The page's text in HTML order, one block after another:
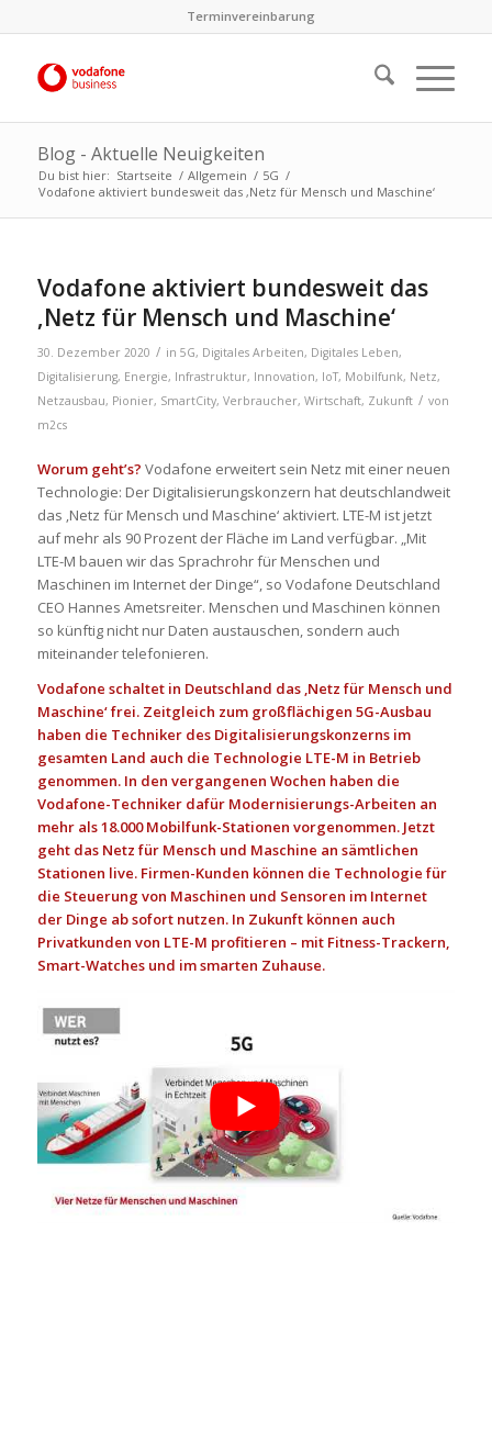
Terminvereinbarung
Blog - Aktuelle Neuigkeiten
Du bist hier: Startseite / Allgemein / 5G /
Vodafone aktiviert bundesweit das ‚Netz für Mensch und Maschine‘
Vodafone aktiviert bundesweit das
‚Netz für Mensch und Maschine‘
30. Dezember 2020 / in 5G, Digitales Arbeiten, Digitales Leben,
Digitalisierung, Energie, Infrastruktur, Innovation, IoT, Mobilfunk, Netz,
Netzausbau, Pionier, SmartCity, Verbraucher, Wirtschaft, Zukunft / von
m2cs
Worum geht’s? Vodafone erweitert sein Netz mit einer neuen
Technologie: Der Digitalisierungskonzern hat deutschlandweit
das ‚Netz für Mensch und Maschine‘ aktiviert. LTE-M ist jetzt
auf mehr als 90 Prozent der Fläche im Land verfügbar. „Mit
LTE-M bauen wir das Sprachrohr für Menschen und
Maschinen im Internet der Dinge“, so Vodafone Deutschland
CEO Hannes Ametsreiter. Menschen und Maschinen können
so künftig nicht nur Daten austauschen, sondern auch
miteinander telefonieren.
Vodafone schaltet in Deutschland das ‚Netz für Mensch und
Maschine‘ frei. Zeitgleich zum großflächigen 5G-Ausbau
haben die Techniker des Digitalisierungskonzerns im
gesamten Land auch die Technologie LTE-M in Betrieb
genommen. In den vergangenen Wochen haben die
Vodafone-Techniker dafür Modernisierungs-Arbeiten an
mehr als 18.000 Mobilfunk-Stationen vorgenommen. Jetzt
geht das Netz für Mensch und Maschine an sämtlichen
Stationen live. Firmen-Kunden können die Technologie für
die Steuerung von Maschinen und Sensoren im Internet
der Dinge ab sofort nutzen. In Zukunft können auch
Privatkunden von LTE-M profitieren – mit Fitness-Trackern,
Smart-Watches und im smarten Zuhause.